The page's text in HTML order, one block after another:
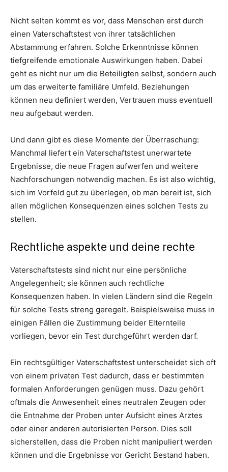
Nicht selten kommt es vor, dass Menschen erst durch
einen Vaterschaftstest von ihrer tatsächlichen
Abstammung erfahren. Solche Erkenntnisse können
tiefgreifende emotionale Auswirkungen haben. Dabei
geht es nicht nur um die Beteiligten selbst, sondern auch
um das erweiterte familiäre Umfeld. Beziehungen
können neu definiert werden, Vertrauen muss eventuell
neu aufgebaut werden.
Und dann gibt es diese Momente der Überraschung:
Manchmal liefert ein Vaterschaftstest unerwartete
Ergebnisse, die neue Fragen aufwerfen und weitere
Nachforschungen notwendig machen. Es ist also wichtig,
sich im Vorfeld gut zu überlegen, ob man bereit ist, sich
allen möglichen Konsequenzen eines solchen Tests zu
stellen.
Rechtliche aspekte und deine rechte
Vaterschaftstests sind nicht nur eine persönliche
Angelegenheit; sie können auch rechtliche
Konsequenzen haben. In vielen Ländern sind die Regeln
für solche Tests streng geregelt. Beispielsweise muss in
einigen Fällen die Zustimmung beider Elternteile
vorliegen, bevor ein Test durchgeführt werden darf.
Ein rechtsgültiger Vaterschaftstest unterscheidet sich oft
von einem privaten Test dadurch, dass er bestimmten
formalen Anforderungen genügen muss. Dazu gehört
oftmals die Anwesenheit eines neutralen Zeugen oder
die Entnahme der Proben unter Aufsicht eines Arztes
oder einer anderen autorisierten Person. Dies soll
sicherstellen, dass die Proben nicht manipuliert werden
können und die Ergebnisse vor Gericht Bestand haben.